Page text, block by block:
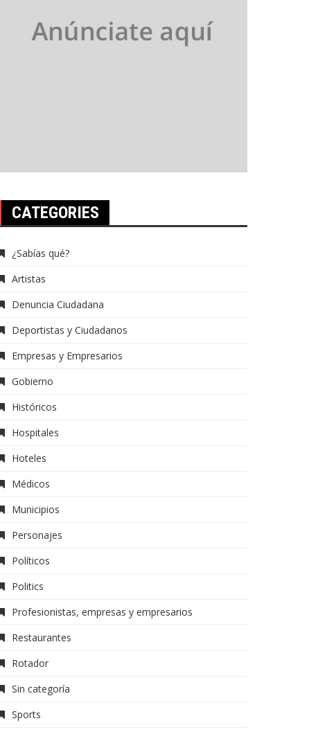
CATEGORIES
¿Sabías qué?
Artistas
Denuncia Ciudadana
Deportistas y Ciudadanos
Empresas y Empresarios
Gobierno
Históricos
Hospitales
Hoteles
Médicos
Municipios
Personajes
Políticos
Politics
Profesionistas, empresas y empresarios
Restaurantes
Rotador
Sin categoría
Sports